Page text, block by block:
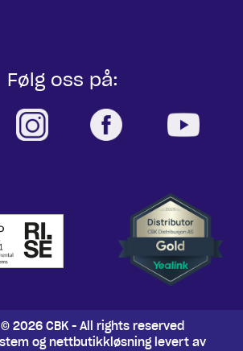
Følg oss på:
2026 CBK - All rights reserved
og nettbutikkløsninglevert av